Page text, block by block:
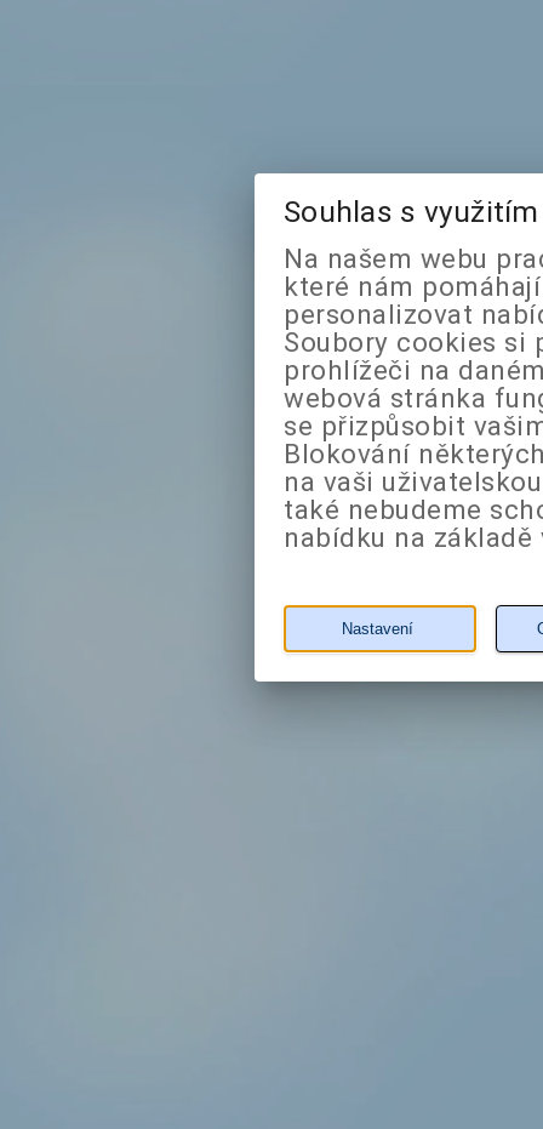
Souhlas s
Na našem webu
které nám
personalizovat
Soubory cookies si
prohlížeči na
webová stránka
se přizpůsobit
Blokování
na vaši
také nebudeme
nabídku na
Nastavení